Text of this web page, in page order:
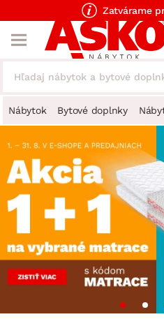
Zatvárame
Nábytok Bytové doplnky